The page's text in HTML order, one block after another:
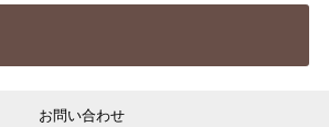
お問い合わせ